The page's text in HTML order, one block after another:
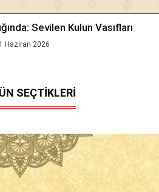
Sevilen Kulun Vasıfları
Haziran 2026
SEÇTİKLERİ